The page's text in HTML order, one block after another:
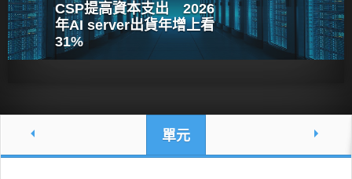
CSP提高資本支出 2026
年AI server出貨年增上看
31%
單元